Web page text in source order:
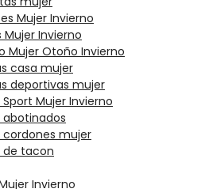
Mujer Invierno
Mujer Invierno
Mujer Otoño Invierno
casa mujer
deportivas mujer
Mujer Invierno
abotinados
cordones mujer
de tacon
Invierno